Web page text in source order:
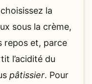
la
sous la crème,
repos et, parce
l’acidité du
pâtissier. Pour